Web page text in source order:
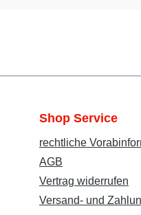
Shop Service
rechtliche
AGB
Vertrag widerrufen
Versand- und